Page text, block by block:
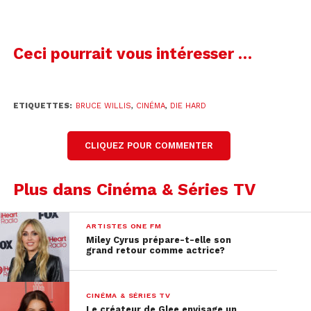
Ceci pourrait vous intéresser …
ETIQUETTES: BRUCE WILLIS, CINÉMA, DIE HARD
CLIQUEZ POUR COMMENTER
Plus dans Cinéma & Séries TV
ARTISTES ONE FM
Miley Cyrus prépare-t-elle son
grand retour comme actrice?
CINÉMA & SÉRIES TV